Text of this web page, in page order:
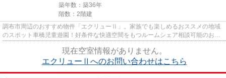
築年数：築36年
階数：2階建
調布市周辺のおすすめ物件「エクリューⅡ」。家族でも楽しめるおススメの地域
のスポット車橋児童遊園！好条件な快適空間をもつルームシェア相談可能のお部
現在空室情報がありません。
エクリューⅡへのお問い合わせはこちら